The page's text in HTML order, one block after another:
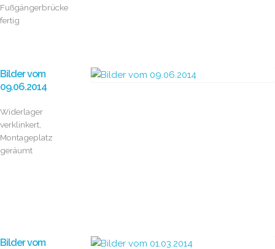
Fußgängerbrücke
fertig
Bilder vom
09.06.2014
Widerlager
verklinkert,
Montageplatz
geräumt
Bilder vom